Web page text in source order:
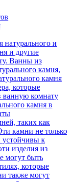
натурального и
и другие
Ванны из
камня,
камня
которые
ванную комнату
камня в
таких как
камни не только
к
изделия из
могут быть
которые
также могут